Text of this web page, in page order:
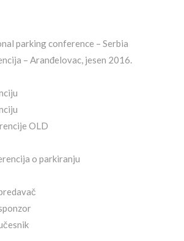
parking conference – Serbia
– Aranđelovac, jesen 2016.
OLD
o parkiranju